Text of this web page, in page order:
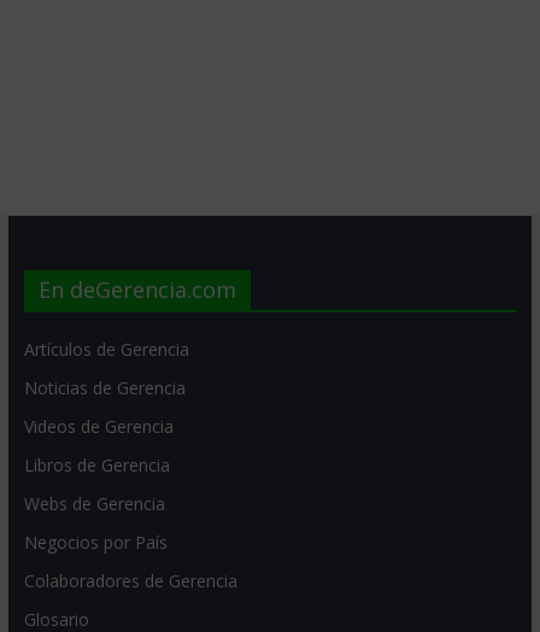
En deGerencia.com
Artículos de Gerencia
Noticias de Gerencia
Videos de Gerencia
Libros de Gerencia
Webs de Gerencia
Negocios por País
Colaboradores de Gerencia
Glosario